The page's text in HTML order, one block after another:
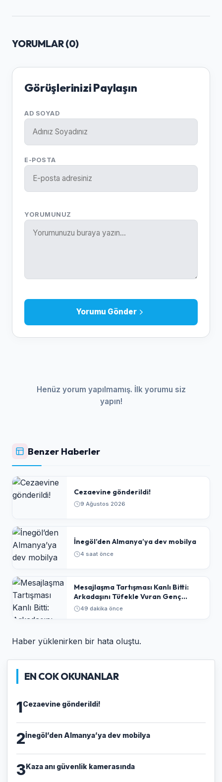
YORUMLAR (0)
Görüşlerinizi Paylaşın
AD SOYAD
E-POSTA
YORUMUNUZ
Yorumu Gönder
Henüz yorum yapılmamış. İlk yorumu siz
yapın!
Benzer Haberler
Cezaevine gönderildi!
9 Ağustos 2026
İnegöl’den Almanya’ya dev mobilya
4 saat önce
​Mesajlaşma Tartışması Kanlı Bitti:
Arkadaşını Tüfekle Vuran Genç
Tutuklandı
49 dakika önce
Haber yüklenirken bir hata oluştu.
EN COK OKUNANLAR
1Cezaevine gönderildi!
2İnegöl’den Almanya’ya dev mobilya
3Kaza anı güvenlik kamerasında